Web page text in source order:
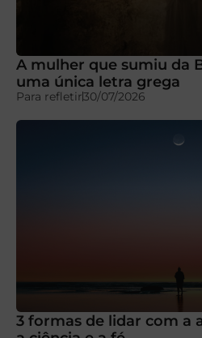
A mulher que sumiu da
uma única letra grega
Para refletir30/07/2026
3 formas de lidar com a